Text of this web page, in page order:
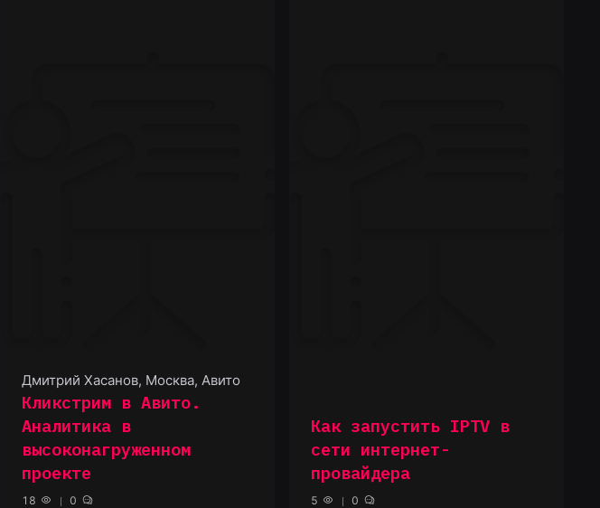
Дмитрий Хасанов, Москва, Авито
Кликстрим в Авито.
Аналитика в
высоконагруженном
проекте
18 0
Как запустить IPTV в
сети интернет-
провайдера
5 0